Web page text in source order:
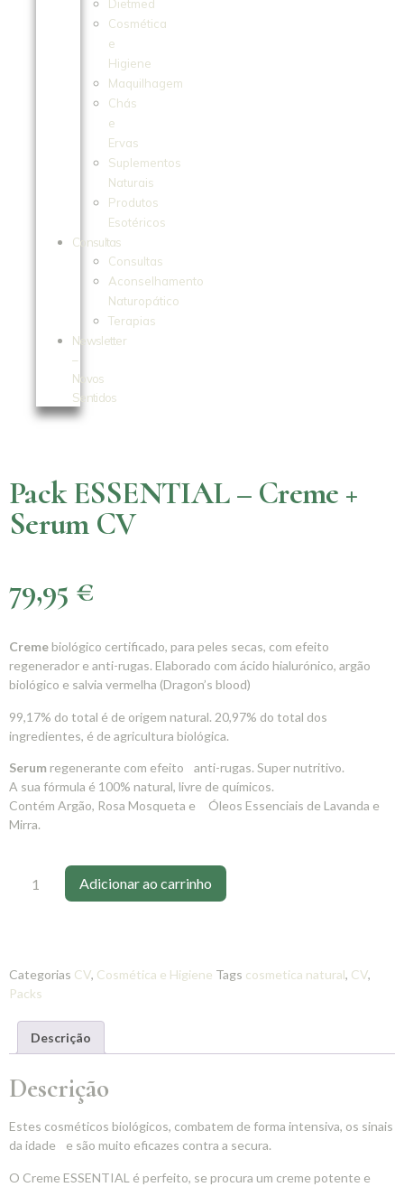
Dietmed
Cosmética
e
Higiene
Maquilhagem
Chás
e
Ervas
Suplementos
Naturais
Produtos
Esotéricos
Consultas
Consultas
Aconselhamento
Naturopático
Terapias
Newsletter
–
Novos
Sentidos
Pack ESSENTIAL – Creme +
Serum CV
79,95 €
Creme biológico certificado, para peles secas, com efeito
regenerador e anti-rugas. Elaborado com ácido hialurónico, argão
biológico e salvia vermelha (Dragon’s blood)
99,17% do total é de origem natural. 20,97% do total dos
ingredientes, é de agricultura biológica.
Serum regenerante com efeito anti-rugas. Super nutritivo.
A sua fórmula é 100% natural, livre de químicos.
Contém Argão, Rosa Mosqueta e Óleos Essenciais de Lavanda e
Mirra.
Adicionar ao carrinho
Categorias CV, Cosmética e Higiene Tags cosmetica natural, CV,
Packs
Descrição
Descrição
Estes cosméticos biológicos, combatem de forma intensiva, os sinais
da idade e são muito eficazes contra a secura.
O Creme ESSENTIAL é perfeito, se procura um creme potente e